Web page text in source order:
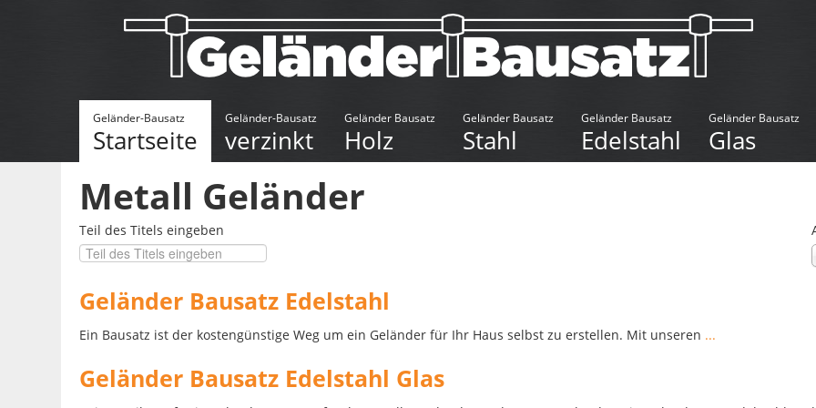
Geländer-Bausatz
Startseite
Geländer-Bausatz
verzinkt
Geländer Bausatz
Holz
Geländer Bausatz
Stahl
Geländer Bausatz
Edelstahl
Geländer Bausatz
Glas
Metall Geländer
Teil des Titels eingeben
Geländer Bausatz Edelstahl
Ein Bausatz ist der kostengünstige Weg um ein Geländer für Ihr Haus selbst zu erstellen. Mit unseren ...
Geländer Bausatz Edelstahl Glas